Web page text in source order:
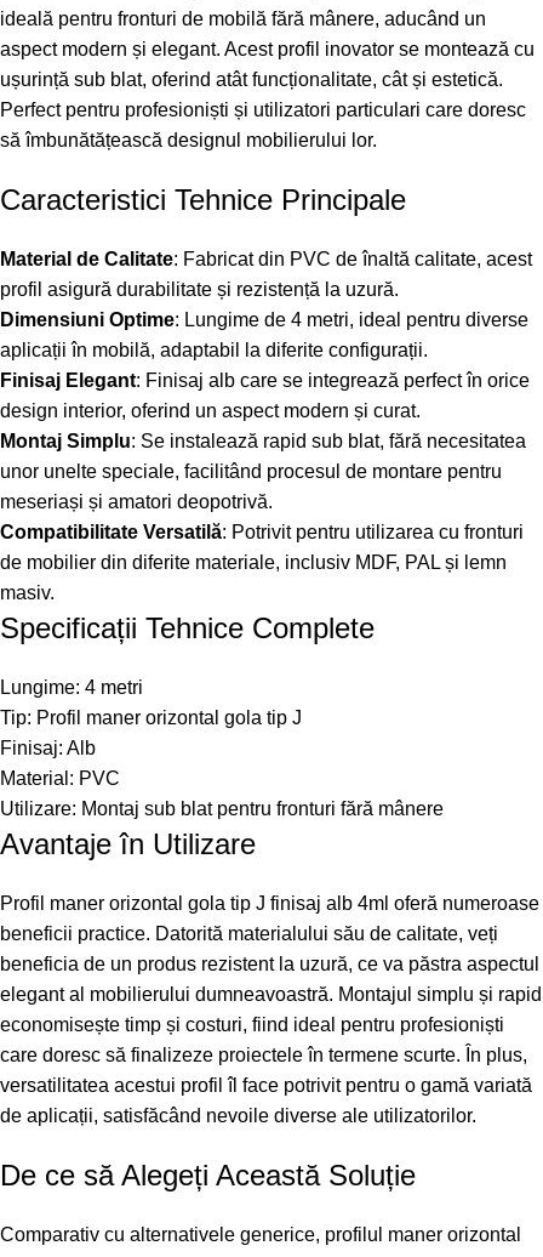
ideală pentru fronturi de mobilă fără mânere, aducând un
aspect modern și elegant. Acest profil inovator se montează cu
ușurință sub blat, oferind atât funcționalitate, cât și estetică.
Perfect pentru profesioniști și utilizatori particulari care doresc
să îmbunătățească designul mobilierului lor.
Caracteristici Tehnice Principale
Material de Calitate: Fabricat din PVC de înaltă calitate, acest
profil asigură durabilitate și rezistență la uzură.
Dimensiuni Optime: Lungime de 4 metri, ideal pentru diverse
aplicații în mobilă, adaptabil la diferite configurații.
Finisaj Elegant: Finisaj alb care se integrează perfect în orice
design interior, oferind un aspect modern și curat.
Montaj Simplu: Se instalează rapid sub blat, fără necesitatea
unor unelte speciale, facilitând procesul de montare pentru
meseriași și amatori deopotrivă.
Compatibilitate Versatilă: Potrivit pentru utilizarea cu fronturi
de mobilier din diferite materiale, inclusiv MDF, PAL și lemn
masiv.
Specificații Tehnice Complete
Lungime: 4 metri
Tip: Profil maner orizontal gola tip J
Finisaj: Alb
Material: PVC
Utilizare: Montaj sub blat pentru fronturi fără mânere
Avantaje în Utilizare
Profil maner orizontal gola tip J finisaj alb 4ml oferă numeroase
beneficii practice. Datorită materialului său de calitate, veți
beneficia de un produs rezistent la uzură, ce va păstra aspectul
elegant al mobilierului dumneavoastră. Montajul simplu și rapid
economisește timp și costuri, fiind ideal pentru profesioniști
care doresc să finalizeze proiectele în termene scurte. În plus,
versatilitatea acestui profil îl face potrivit pentru o gamă variată
de aplicații, satisfăcând nevoile diverse ale utilizatorilor.
De ce să Alegeți Această Soluție
Comparativ cu alternativele generice, profilul maner orizontal